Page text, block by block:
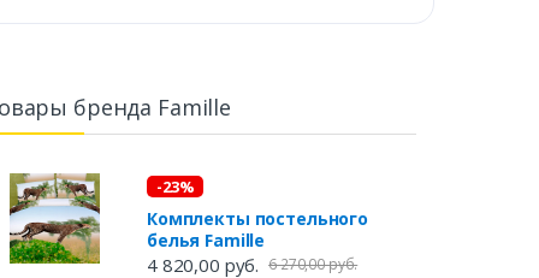
бренда Famille
-23%
Комплекты постельного
белья Famille
4 820,00 руб. 6 270,00 руб.